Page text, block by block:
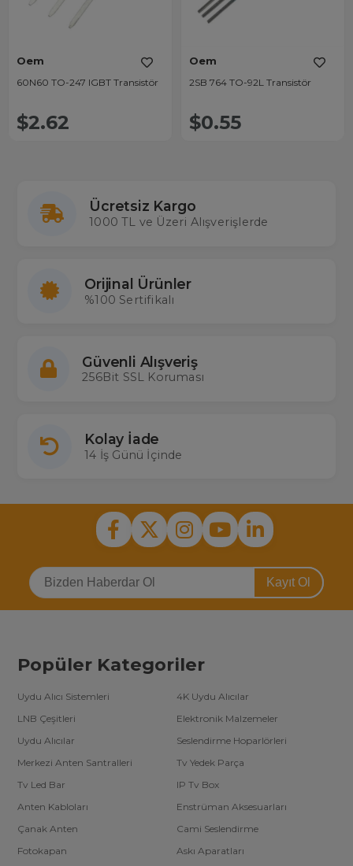
Oem
60N60 TO-247 IGBT Transistör
$2.62
Oem
2SB 764 TO-92L Transistör
$0.55
Ücretsiz Kargo
1000 TL ve Üzeri Alışverişlerde
Orijinal Ürünler
%100 Sertifikalı
Güvenli Alışveriş
256Bit SSL Koruması
Kolay İade
14 İş Günü İçinde
Kayıt Ol
Popüler Kategoriler
Uydu Alıcı Sistemleri
4K Uydu Alıcılar
LNB Çeşitleri
Elektronik Malzemeler
Uydu Alıcılar
Seslendirme Hoparlörleri
Merkezi Anten Santralleri
Tv Yedek Parça
Tv Led Bar
IP Tv Box
Anten Kabloları
Enstrüman Aksesuarları
Çanak Anten
Cami Seslendirme
Fotokapan
Askı Aparatları